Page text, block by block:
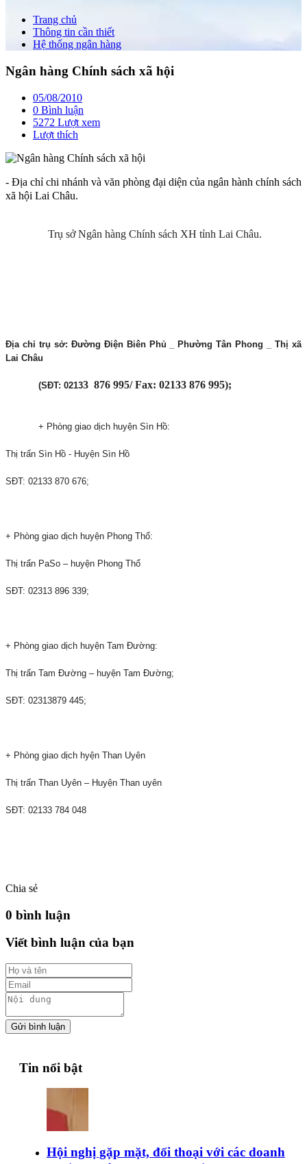
Trang chủ
Thông tin cần thiết
Hệ thống ngân hàng
Ngân hàng Chính sách xã hội
05/08/2010
0 Bình luận
5272 Lượt xem
Lượt thích
- Địa chỉ chi nhánh và văn phòng đại diện của ngân hành chính sách
xã hội Lai Châu.
Trụ sở Ngân hàng Chính sách XH tỉnh Lai Châu.
Địa chỉ trụ sở: Đường Điện Biên Phủ _ Phường Tân Phong _ Thị xã
Lai Châu
(SĐT: 02133 876 995/ Fax: 02133 876 995);
+ Phòng giao dịch huyện Sìn Hồ:
Thị trấn Sìn Hồ - Huyện Sìn Hồ
SĐT: 02133 870 676;
+ Phòng giao dịch huyện Phong Thổ:
Thị trấn PaSo – huyện Phong Thổ
SĐT: 02313 896 339;
+ Phòng giao dịch huyện Tam Đường:
Thị trấn Tam Đường – huyện Tam Đường;
SĐT: 02313879 445;
+ Phòng giao dịch hyện Than Uyên
Thị trấn Than Uyên – Huyện Than uyên
SĐT: 02133 784 048
Chia sẻ
0 bình luận
Viết bình luận của bạn
Gửi bình luận
Tin nổi bật
Hội nghị gặp mặt, đối thoại với các doanh